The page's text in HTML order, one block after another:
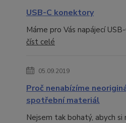
USB-C konektory
Máme pro Vás napájecí
číst celé
05.09.2019
Proč nenabízíme
spotřební materiál
Nejsem tak bohatý, abych